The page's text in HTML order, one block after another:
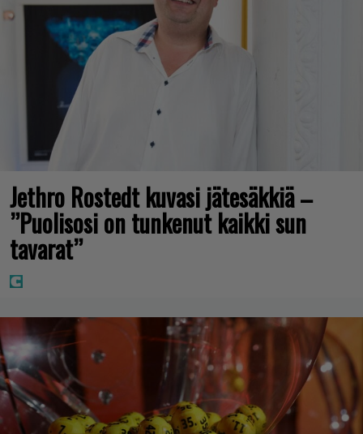
Jethro Rostedt kuvasi jätesäkkiä –
”Puolisosi on tunkenut kaikki sun
tavarat”